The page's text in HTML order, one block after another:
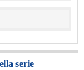
serie